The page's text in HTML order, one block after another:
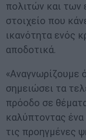
πολιτών και των
στοιχείο που
ικανότητα ενός
αποδοτικά.
«Αναγνωρίζουμε
σημειώσει τα
πρόοδο σε
καλύπτοντας
τις προηγμένες